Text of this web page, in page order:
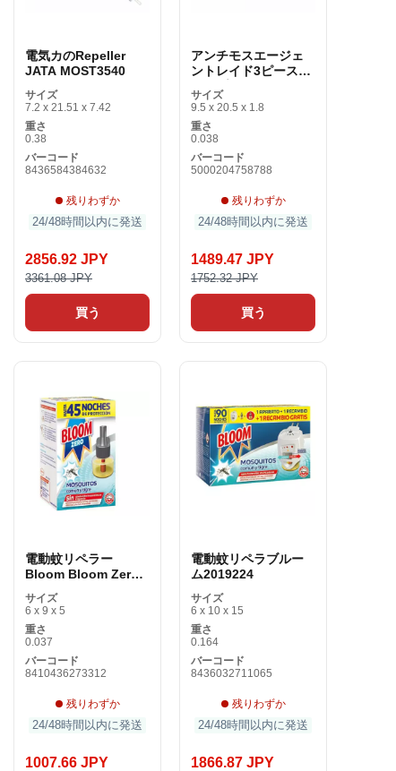
電気カのRepeller
JATA MOST3540
サイズ
7.2 x 21.51 x 7.42
重さ
0.38
バーコード
8436584384632
残りわずか
24/48時間以内に発送
2856.92 JPY
3361.08 JPY
買う
アンチモスエージェ
ントレイド3ピースト
サイズ
9.5 x 20.5 x 1.8
重さ
0.038
バーコード
5000204758788
残りわずか
24/48時間以内に発送
1489.47 JPY
1752.32 JPY
買う
電動蚊リペラー
Bloom Bloom Zero
サイズ
6 x 9 x 5
重さ
0.037
バーコード
8410436273312
残りわずか
24/48時間以内に発送
1007.66 JPY
電動蚊リペラブルー
ム2019224
サイズ
6 x 10 x 15
重さ
0.164
バーコード
8436032711065
残りわずか
24/48時間以内に発送
1866.87 JPY